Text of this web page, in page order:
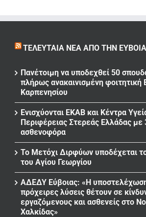
ΤΕΛΕΥΤΑΊΑ ΝΈΑ ΑΠΌ ΤΗΝ ΕΎΒΟΙΑ
Πανέτοιμη να υποδεχθεί 50
πλήρως ανακαινισμένη φοιτητική
Καρπενησίου
Ενισχύονται ΕΚΑΒ και Κέντρα
Περιφέρειας Στερεάς Ελλάδας με
ασθενοφόρα
Το Μετόχι Διρφύων υποδέχεται
του Αγίου Γεωργίου
ΑΔΕΔΥ Εύβοιας: «Η υποστελέχωση
πρόχειρες λύσεις θέτουν σε
εργαζόμενους και ασθενείς στο
Χαλκίδας»